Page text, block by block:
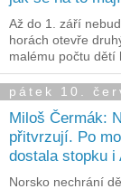
Až do 1. září
horách otevře
malému počtu dětí
pátek 10.
Miloš Čermák:
přitvrzují. Po
dostala stopku i
Norsko nechrání